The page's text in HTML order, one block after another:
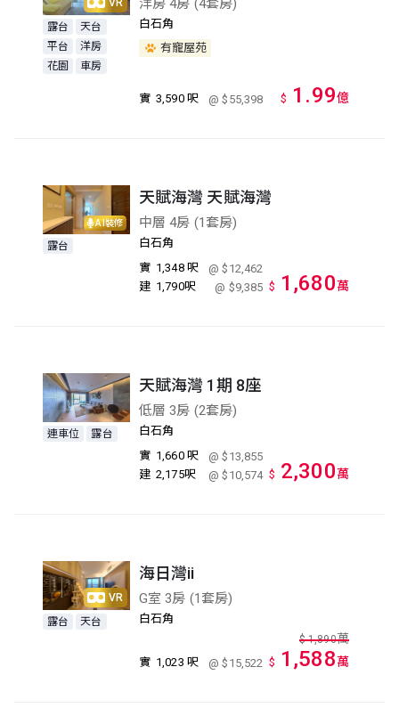
VR
露台
天台
平台
洋房
花園
車房
洋房 4房 (4套房)
白石角
有寵屋苑
實 3,590 呎 @ $55,398 $ 1.99億
AI裝修
露台
天賦海灣 天賦海灣
中層 4房 (1套房)
白石角
實 1,348 呎
@ $12,462
建 1,790呎 @ $9,385 $ 1,680萬
連車位 露台
天賦海灣 1期 8座
低層 3房 (2套房)
白石角
實 1,660 呎
@ $13,855
建 2,175呎 @ $10,574 $ 2,300萬
VR
露台
天台
海日灣ii
G室 3房 (1套房)
白石角
實 1,023 呎 @ $15,522
$ 1,890萬
$ 1,588萬